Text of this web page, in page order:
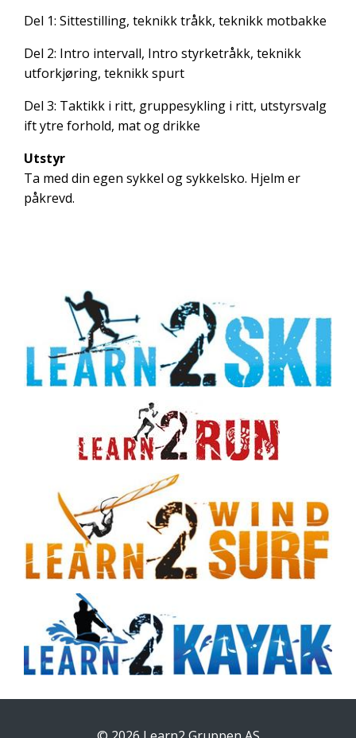
Del 1: Sittestilling, teknikk tråkk, teknikk motbakke
Del 2: Intro intervall, Intro styrketråkk, teknikk
utforkjøring, teknikk spurt
Del 3: Taktikk i ritt, gruppesykling i ritt, utstyrsvalg
ift ytre forhold, mat og drikke
Utstyr
Ta med din egen sykkel og sykkelsko. Hjelm er
påkrevd.